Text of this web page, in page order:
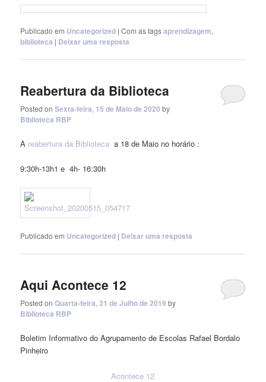
Publicado em Uncategorized |Com as tagsaprendizagem,
biblioteca | Deixar uma resposta
Reabertura da Biblioteca
Posted onSexta-feira, 15 de Maio de 2020 by
Biblioteca RBP
A reabertura da Biblioteca a 18 de Maio no horário :
9:30h-13h1 e 4h- 16:30h
Publicado em Uncategorized | Deixar uma resposta
Aqui Acontece 12
Posted onQuarta-feira, 31 de Julho de 2019 by
Biblioteca RBP
Boletim Informativo do Agrupamento de Escolas Rafael Bordalo
Pinheiro
Acontece 12